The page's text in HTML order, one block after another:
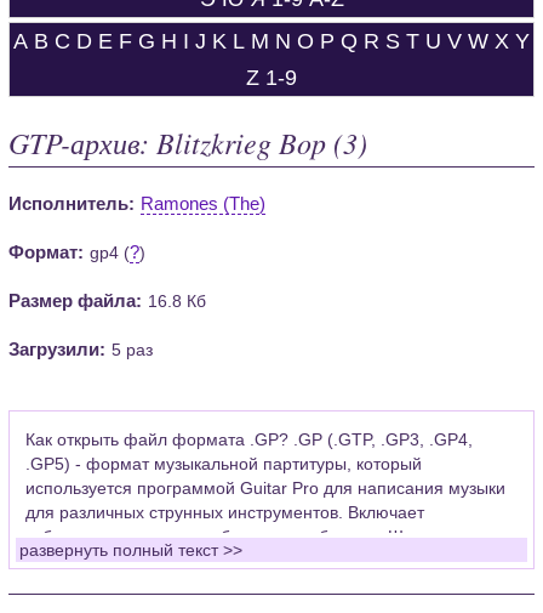
A B C D E F G H I J K L M N O P Q R S T U V W X Y
Z 1-9
GTP-архив: Blitzkrieg Bop (3)
Исполнитель: Ramones (The)
Формат: gp4 (?)
Размер файла: 16.8 Кб
Загрузили: 5 раз
Как открыть файл формата .GP? .GP (.GTP, .GP3, .GP4,
.GP5) - формат музыкальной партитуры, который
используется программой Guitar Pro для написания музыки
для различных струнных инструментов. Включает
табулатуры для гитары, бас-гитары, банджо. Широко
применяется для создания партитур, которые затем
развернуть полный текст >>